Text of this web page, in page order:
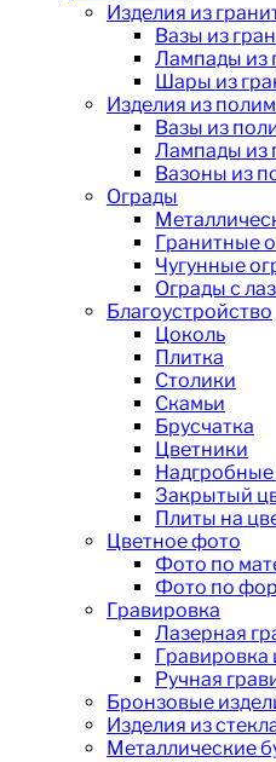
Изделия из
Вазы из
Лампады из
Шары из
Изделия из
Вазы из
Лампады из
Вазоны из
Ограды
Гранитные
Чугунные
Ограды с
Благоустройство
Цоколь
Плитка
Столики
Скамьи
Брусчатка
Цветники
Закрытый
Плиты на
Цветное фото
Фото по
Фото по
Гравировка
Лазерная
Гравировка
Ручная
Бронзовые
Изделия из
Металлические